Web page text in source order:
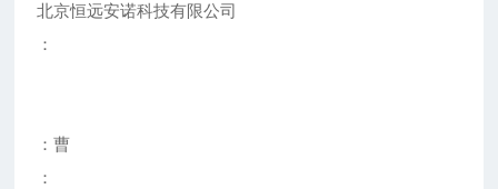
北京恒远安诺科技有限公司
：
：曹
：